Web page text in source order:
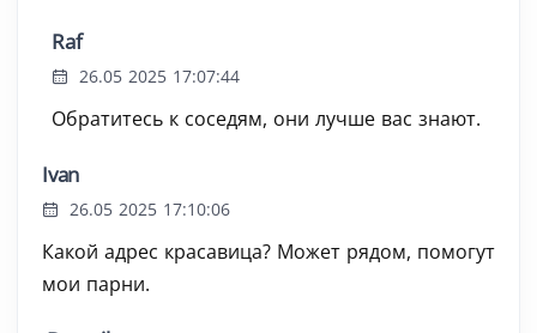
Raf
26.05 2025 17:07:44
Обратитесь к соседям, они лучше вас знают.
Ivan
26.05 2025 17:10:06
Какой адрес красавица? Может рядом, помогут
мои парни.